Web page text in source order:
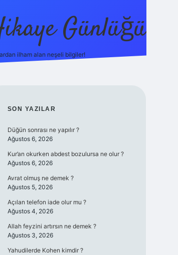
Günlüğü
ilham alan neşeli bilgiler!
SIDEBAR
SON YAZILAR
Düğün sonrası ne yapılır ?
Ağustos 6, 2026
Kur’an okurken abdest bozulursa ne olur ?
Ağustos 6, 2026
Avrat olmuş ne demek ?
Ağustos 5, 2026
Açılan telefon iade olur mu ?
Ağustos 4, 2026
Allah feyzini artırsın ne demek ?
Ağustos 3, 2026
Yahudilerde Kohen kimdir ?